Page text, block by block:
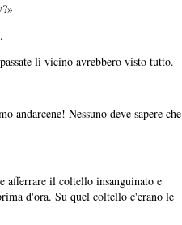
lì vicino avrebbero visto tutto.
andarcene! Nessuno deve sapere che
afferrare il coltello insanguinato e
d'ora. Su quel coltello c'erano le